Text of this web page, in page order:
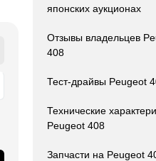
японских аукционах
Отзывы владельцев
408
Тест-драйвы Peugeot
Технические
Peugeot 408
Запчасти на Peugeot